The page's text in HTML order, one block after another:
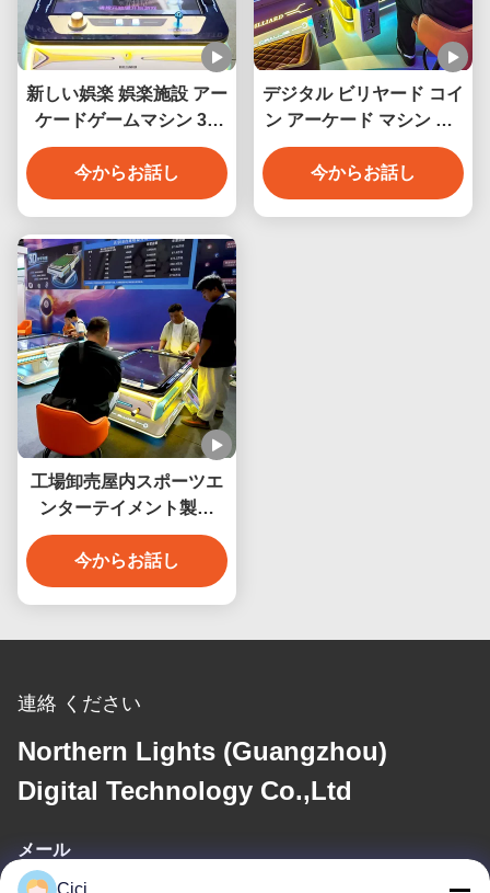
新しい娯楽 娯楽施設 アー
ケードゲームマシン 3D
デジタル ビリヤードテー
ブル コイン操作 ビリヤー
ドテーブル
今からお話し
デジタル ビリヤード コイ
ン アーケード マシン AR
電子 インタラクティブ ビ
リヤード デジタル ビリヤ
ード スマート ビリヤード
今からお話し
工場卸売屋内スポーツエ
ンターテイメント製品
3Dバーチャルリアリティ
ビリヤードゲームマシン
今からお話し
連絡 ください
Northern Lights (Guangzhou)
Digital Technology Co.,Ltd
メール
Cici